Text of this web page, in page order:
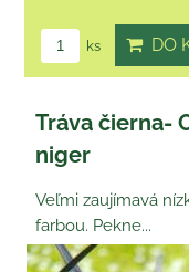
ks DO
Tráva čierna-
niger
Veľmi zaujímavá
farbou. Pekne...